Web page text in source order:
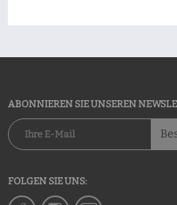
ABONNIEREN SIE UNSEREN
FOLGEN SIE UNS: